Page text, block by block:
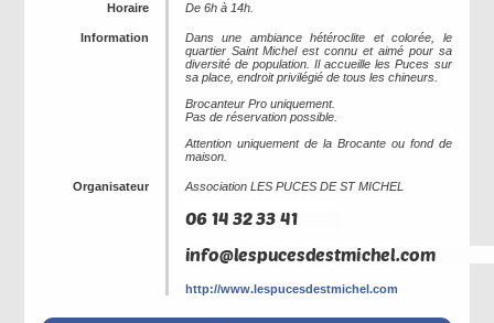
Horaire De 6h à 14h.
Information
Dans une ambiance hétéroclite et colorée, le
quartier Saint Michel est connu et aimé pour sa
diversité de population. Il accueille les Puces sur
sa place, endroit privilégié de tous les chineurs.
Brocanteur Pro uniquement.
Pas de réservation possible.
Attention uniquement de la Brocante ou fond de
maison.
Organisateur Association LES PUCES DE ST MICHEL
http://www.lespucesdestmichel.com